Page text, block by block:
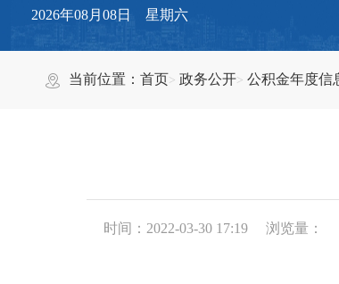
2026年08月08日 星期六
当前位置：首页 政务公开 公积金年度信
时间：2022-03-30 17:19 浏览量：